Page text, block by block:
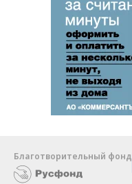
Благотворительный фонд